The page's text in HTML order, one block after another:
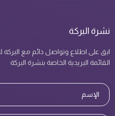
نشرة البركة
ابق على اطلاع وتواصل دائم مع
القائمة البريدية الخاصة بنشرة البركة